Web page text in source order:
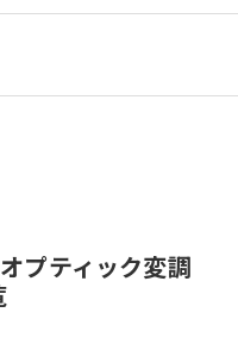
プティック変調